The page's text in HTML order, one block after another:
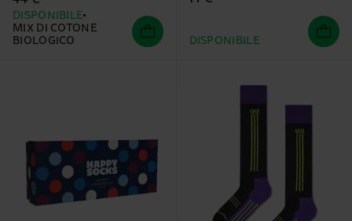
DISPONIBILE
MIX DI COTONE
BIOLOGICO
DISPONIBILE